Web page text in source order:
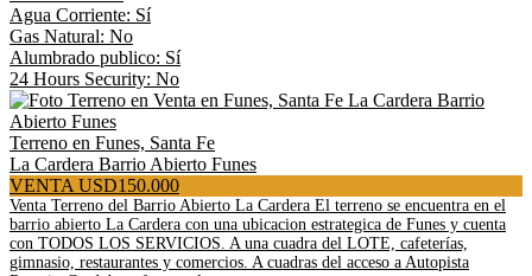
Agua Corriente: Sí
Gas Natural: No
Alumbrado publico: Sí
24 Hours Security: No
Terreno en Funes, Santa Fe
La Cardera Barrio Abierto Funes
VENTA USD150.000
Venta Terreno del Barrio Abierto La Cardera El terreno se encuentra en el
barrio abierto La Cardera con una ubicacion estrategica de Funes y cuenta
con TODOS LOS SERVICIOS. A una cuadra del LOTE, cafeterías,
gimnasio, restaurantes y comercios. A cuadras del acceso a Autopista